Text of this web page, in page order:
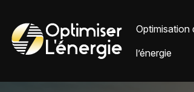
Optimisation
l’énergie